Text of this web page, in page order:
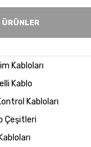
Kabloları
Kablo
Kabloları
Çeşitleri